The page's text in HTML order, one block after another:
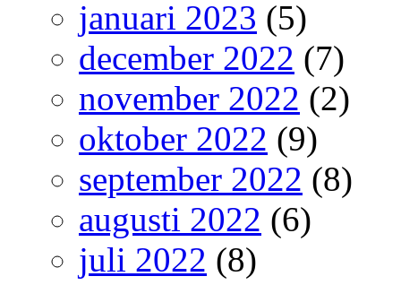
januari 2023 (5)
december 2022 (7)
november 2022 (2)
oktober 2022 (9)
september 2022 (8)
augusti 2022 (6)
juli 2022 (8)